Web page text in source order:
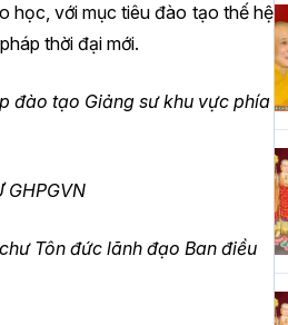
học, với mục tiêu đào tạo thế hệ
thời đại mới.
đào tạo Giảng sư khu vực phía
Tôn đức lãnh đạo Ban điều